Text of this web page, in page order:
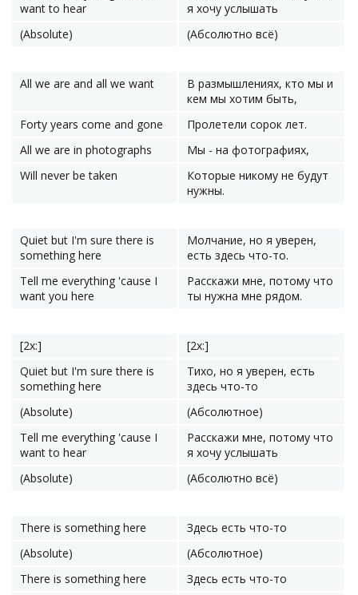
want to hear
я хочу услышать
(Absolute)
(Абсолютно всё)
All we are and all we want
В размышлениях, кто мы и
кем мы хотим быть,
Forty years come and gone
Пролетели сорок лет.
All we are in photographs
Мы - на фотографиях,
Will never be taken
Которые никому не будут
нужны.
Quiet but I'm sure there is
something here
Молчание, но я уверен,
есть здесь что-то.
Tell me everything 'cause I
want you here
Расскажи мне, потому что
ты нужна мне рядом.
[2x:]
[2x:]
Quiet but I'm sure there is
something here
Тихо, но я уверен, есть
здесь что-то
(Absolute)
(Абсолютное)
Tell me everything 'cause I
want to hear
Расскажи мне, потому что
я хочу услышать
(Absolute)
(Абсолютно всё)
There is something here
Здесь есть что-то
(Absolute)
(Абсолютное)
There is something here
Здесь есть что-то